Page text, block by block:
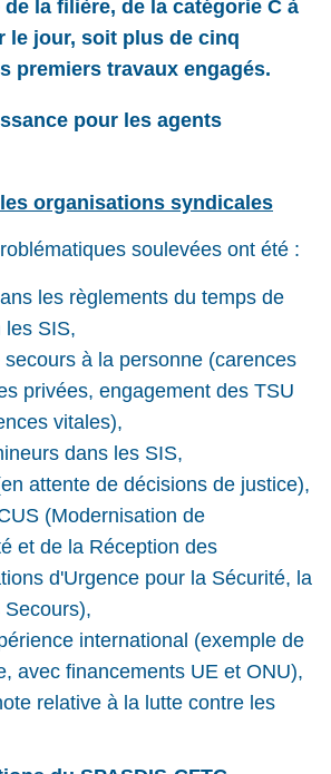
la filière, de la catégorie C à
le jour, soit plus de cinq
premiers travaux engagés.
pour les agents
organisations syndicales
soulevées ont été :
les règlements du temps de
les SIS,
secours à la personne (carences
privées, engagement des TSU
vitales),
dans les SIS,
attente de décisions de justice),
(Modernisation de
et de la Réception des
d'Urgence pour la Sécurité, la
international (exemple de
avec financements UE et ONU),
relative à la lutte contre les